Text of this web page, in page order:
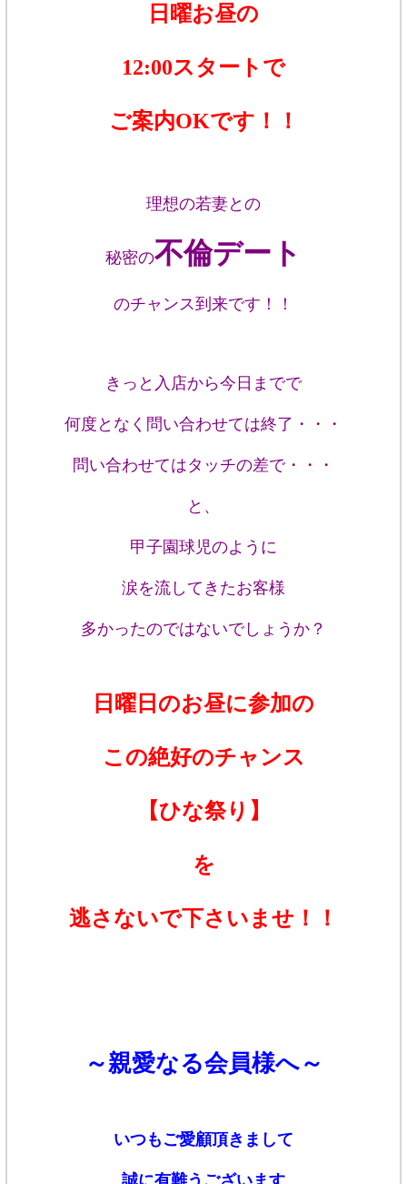
日曜お昼の
12:00スタートで
ご案内OKです！！
理想の若妻との
秘密の不倫デート
のチャンス到来です！！
きっと入店から今日までで
何度となく問い合わせては終了・・・
問い合わせてはタッチの差で・・・
と、
甲子園球児のように
涙を流してきたお客様
多かったのではないでしょうか？
日曜日のお昼に参加の
この絶好のチャンス
【ひな祭り】
を
逃さないで下さいませ！！
～親愛なる会員様へ～
いつもご愛顧頂きまして
誠に有難うございます